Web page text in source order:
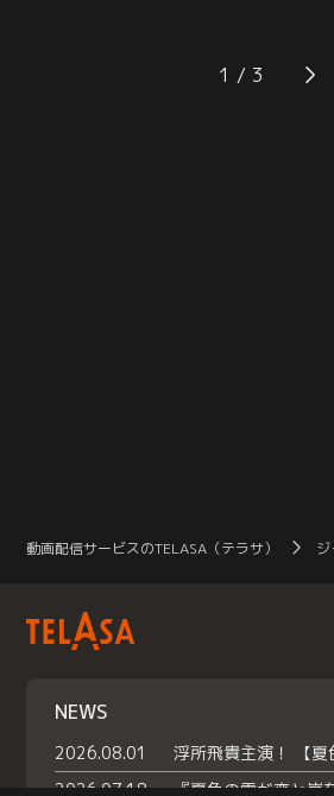
総合格闘技の選手を治療する。サバ
ティカル休暇を終えて復帰したスト
テッド
弁明し
1
動画配信サービスのTELASA（テラサ）
NEWS
2026.08.01
2026.07.18